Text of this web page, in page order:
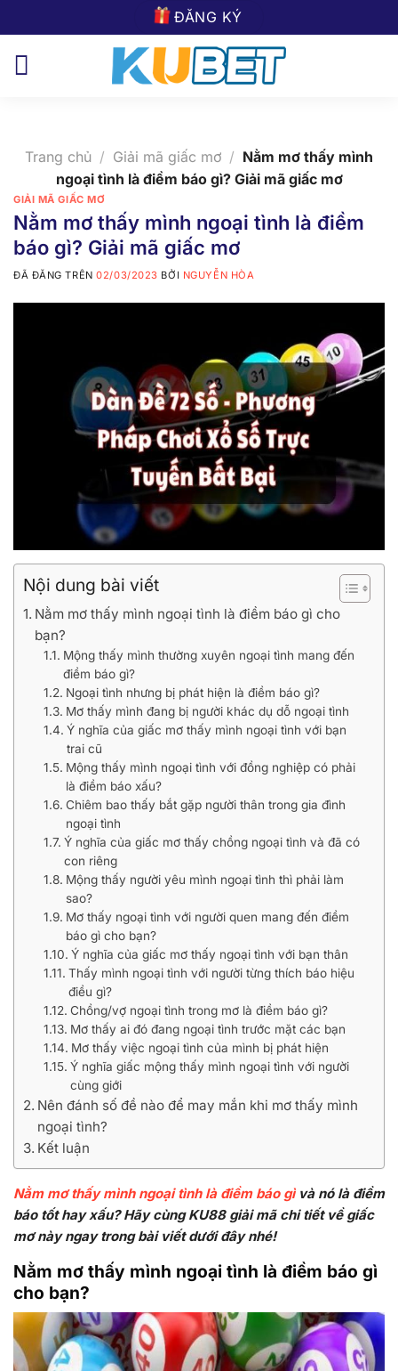
đến
nội
dung
ĐĂNG KÝ
Trang chủ / Giải mã giấc mơ / Nằm mơ thấy mình
ngoại tình là điềm báo gì? Giải mã giấc mơ
GIẢI MÃ GIẤC MƠ
Nằm mơ thấy mình ngoại tình là điềm
báo gì? Giải mã giấc mơ
ĐÃ ĐĂNG TRÊN02/03/2023 BỞI NGUYỄN HÒA
Nội dung bài viết
Nằm mơ thấy mình ngoại tình là điềm báo gì cho
bạn?
Mộng thấy mình thường xuyên ngoại tình mang đến
điềm báo gì?
Ngoại tình nhưng bị phát hiện là điềm báo gì?
Mơ thấy mình đang bị người khác dụ dỗ ngoại tình
Ý nghĩa của giấc mơ thấy mình ngoại tình với bạn
trai cũ
Mộng thấy mình ngoại tình với đồng nghiệp có phải
là điềm báo xấu?
Chiêm bao thấy bắt gặp người thân trong gia đình
ngoại tình
Ý nghĩa của giấc mơ thấy chồng ngoại tình và đã có
con riêng
Mộng thấy người yêu mình ngoại tình thì phải làm
sao?
Mơ thấy ngoại tình với người quen mang đến điềm
báo gì cho bạn?
Ý nghĩa của giấc mơ thấy ngoại tình với bạn thân
Thấy mình ngoại tình với người từng thích báo hiệu
điều gì?
Chồng/vợ ngoại tình trong mơ là điềm báo gì?
Mơ thấy ai đó đang ngoại tình trước mặt các bạn
Mơ thấy việc ngoại tình của mình bị phát hiện
Ý nghĩa giấc mộng thấy mình ngoại tình với người
cùng giới
Nên đánh số đề nào để may mắn khi mơ thấy mình
ngoại tình?
Kết luận
Nằm mơ thấy mình ngoại tình là điềm báo gìvà nó là điềm
báo tốt hay xấu? Hãy cùng KU88 giải mã chi tiết về giấc
mơ này ngay trong bài viết dưới đây nhé!
Nằm mơ thấy mình ngoại tình là điềm báo gì
cho bạn?